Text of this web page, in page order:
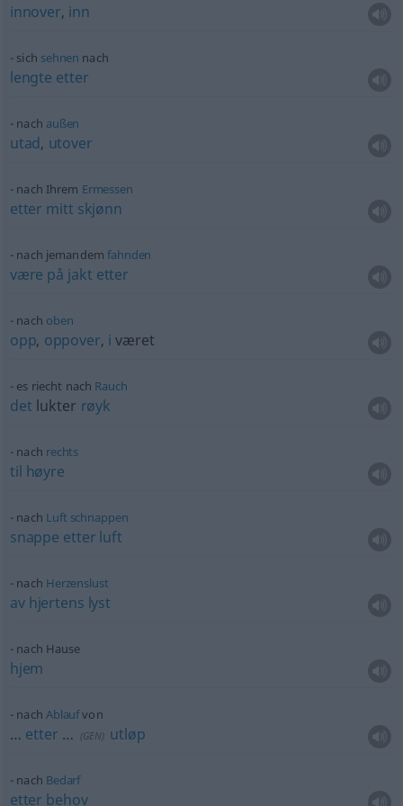
innover, inn
sich sehnen nach
lengte etter
nach außen
utad, utover
nach Ihrem Ermessen
etter mitt skjønn
nach jemandemfahnden
være på jakt etter
nach oben
opp, oppover, i været
es riecht nach Rauch
det lukter røyk
nach rechts
til høyre
nach Luft schnappen
snappe etter luft
nach Herzenslust
av hjertens lyst
nach Hause
hjem
nach Ablaufvon
… etter … (GEN) utløp
nach Bedarf
etter behov